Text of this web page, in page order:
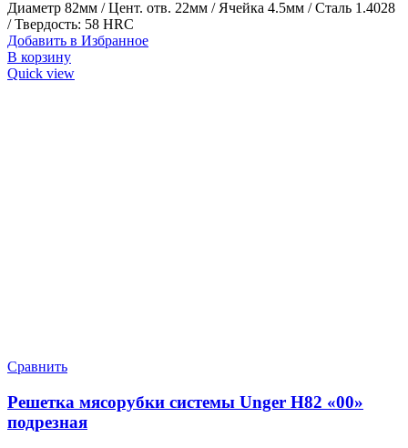
Диаметр 82мм / Цент. отв. 22мм / Ячейка 4.5мм / Сталь 1.4028
/ Твердость: 58 HRC
Добавить в Избранное
В корзину
Quick view
Сравнить
Решетка мясорубки системы Unger H82 «00»
подрезная